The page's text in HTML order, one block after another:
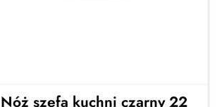
Nóż szefa kuchni czarny 22